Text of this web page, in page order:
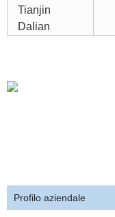
Tianjin
Dalian
Profilo aziendale